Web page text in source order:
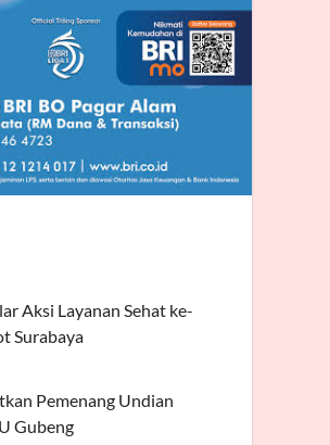
Aksi Layanan Sehat ke-
Surabaya
Pemenang Undian
Gubeng